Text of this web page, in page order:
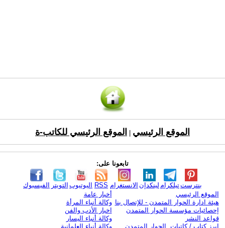
الموقع الرئيسي الموقع الرئيسي للكاتب-ة
تابعونا على:
الفيسبوك التويتر اليوتيوب RSS الانستغرام لينكدإن تيلكرامبنترست
الموقع الرئيسي
هيئة ادارة الحوار المتمدن - للإتصال بنا
إحصائيات مؤسسة الحوار المتمدن
قواعد النشر
ابرز كتاب / كاتبات الحوار المتمدن
أخبار عامة
وكالة أنباء المرأة
اخبار الأدب والفن
وكالة أنباء اليسار
وكالة أنباء العلمانية